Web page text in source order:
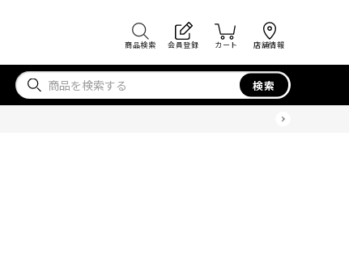
商品検索 会員登録 カート 店舗情報
検索